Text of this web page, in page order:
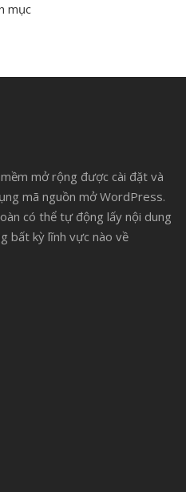
mục
mở rộng được cài đặt và
mã nguồn mở WordPress.
có thể tự động lấy nội dung
bất kỳ lĩnh vực nào về